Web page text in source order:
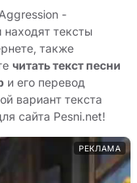
-
тексты
также
читать текст песни
и его перевод
вариант текста
сайта Pesni.net!
РЕКЛАМА